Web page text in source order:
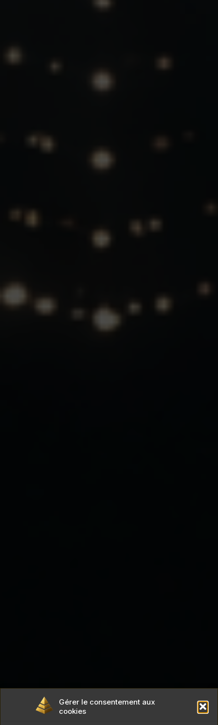
Gérer le consentement aux
cookies